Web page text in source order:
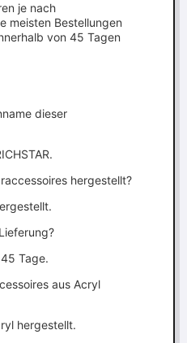
je nach
meisten Bestellungen
von 45 Tagen
dieser
hergestellt?
Tage.
aus Acryl
hergestellt.